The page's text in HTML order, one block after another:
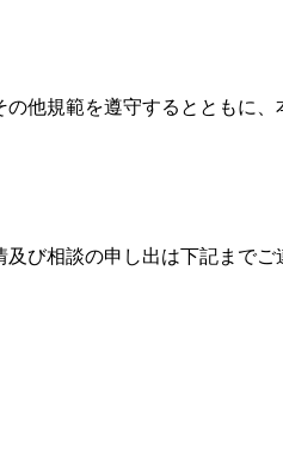
他規範を遵守するとともに
び相談の申し出は下記までご